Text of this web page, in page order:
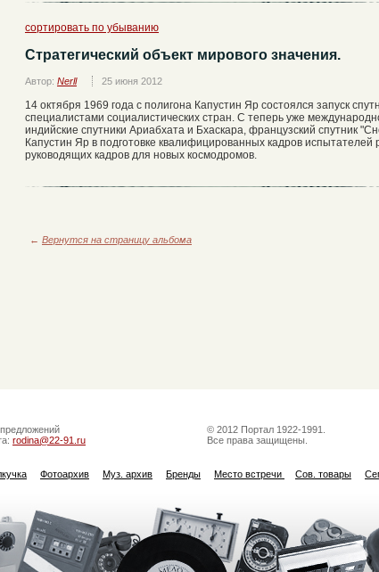
сортировать по убыванию
Стратегический объект мирового значения.
Автор: Nerll 25 июня 2012
14 октября 1969 года с полигона Капустин Яр состоялся запуск
специалистами социалистических стран. С теперь уже
индийские спутники Ариабхата и Бхаскара, французский спутник
Капустин Яр в подготовке квалифицированных кадров испытателей
руководящих кадров для новых космодромов.
← Вернутся на страницу альбома
rodina@22-91.ru
© 2012 Портал 1922-1991.
Все права защищены.
Фотоархив Муз. архив Бренды Место встречи Сов. товары